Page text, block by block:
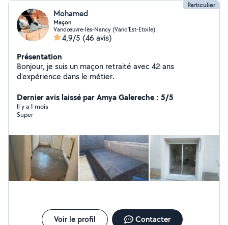
Particulier
Mohamed
Maçon
Vandœuvre-lès-Nancy (Vand'Est-Etoile)
4,9/5 (46 avis)
Présentation
Bonjour, je suis un maçon retraité avec 42 ans
d'expérience dans le métier.
Dernier avis laissé par Amya Galereche : 5/5
Il y a 1 mois
Super
Voir le profil Contacter